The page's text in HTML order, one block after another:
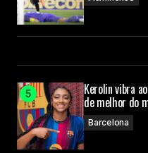
Kerolin vibra
de melhor do
Barcelona